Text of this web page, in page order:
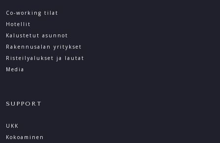
Co-working tilat
Hotellit
Kalustetut asunnot
Rakennusalan yritykset
Risteilyalukset ja lautat
Media
SUPPORT
UKK
Kokoaminen